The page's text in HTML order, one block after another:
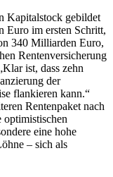
Kapitalstock gebildet
Euro im ersten Schritt,
340 Milliarden Euro,
Rentenversicherung
ist, dass zehn
der
flankieren kann.“
Rentenpaket nach
eine hohe
– sich als